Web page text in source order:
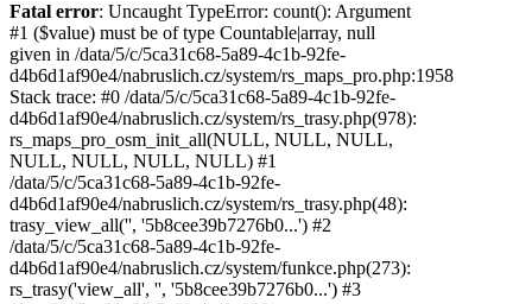
Fatal error: Uncaught TypeError: count(): Argument
#1 ($value) must be of type Countable|array, null
given in /data/5/c/5ca31c68-5a89-4c1b-92fe-
d4b6d1af90e4/nabruslich.cz/system/rs_maps_pro.php:1958
Stack trace: #0 /data/5/c/5ca31c68-5a89-4c1b-92fe-
d4b6d1af90e4/nabruslich.cz/system/rs_trasy.php(978):
rs_maps_pro_osm_init_all(NULL, NULL, NULL,
NULL, NULL, NULL, NULL) #1
/data/5/c/5ca31c68-5a89-4c1b-92fe-
d4b6d1af90e4/nabruslich.cz/system/rs_trasy.php(48):
trasy_view_all('', '5b8cee39b7276b0...') #2
/data/5/c/5ca31c68-5a89-4c1b-92fe-
d4b6d1af90e4/nabruslich.cz/system/funkce.php(273):
rs_trasy('view_all', '', '5b8cee39b7276b0...') #3